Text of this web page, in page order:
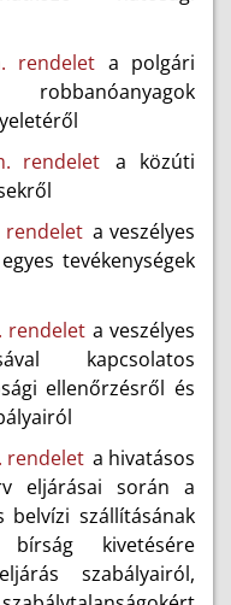
rendelet a polgári
rendelet a közúti
rendelet a veszélyes
tevékenységek
rendelet a veszélyes
kapcsolatos
ellenőrzésről és
rendelet a hivatásos
eljárásai során a
belvízi szállításának
kivetésére
szabályairól,